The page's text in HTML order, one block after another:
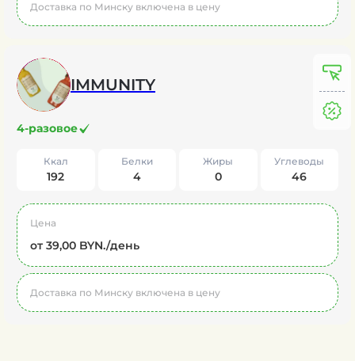
Доставка по Минску включена в цену
IMMUNITY
4-разовое
Ккал
192
Белки
4
Жиры
0
Углеводы
46
Цена
от 39,00 BYN./день
Доставка по Минску включена в цену